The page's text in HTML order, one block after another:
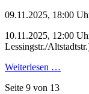
09.11.2025, 18:00
10.11.2025, 12:00
Lessingstr./
Weiterlesen …
Seite 9 von 13